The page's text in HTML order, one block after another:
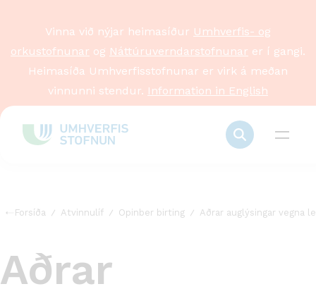
Vinna við nýjar heimasíður Umhverfis- og
orkustofnunar og Náttúruverndarstofnunar er í gangi.
Heimasíða Umhverfisstofnunar er virk á meðan
vinnunni stendur. Information in English
Forsíða Atvinnulíf Opinber birting Aðrar auglýsingar vegna
Aðrar